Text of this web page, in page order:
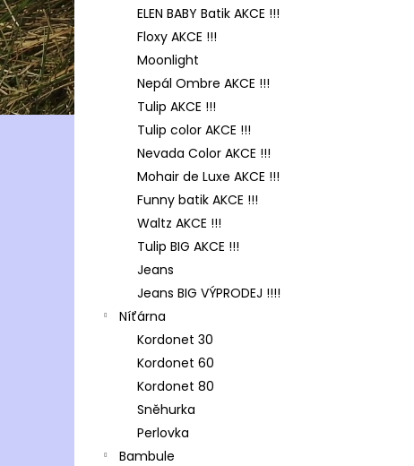
ELEN BABY Batik AKCE !!!
Floxy AKCE !!!
Moonlight
Nepál Ombre AKCE !!!
Tulip AKCE !!!
Tulip color AKCE !!!
Nevada Color AKCE !!!
Mohair de Luxe AKCE !!!
Funny batik AKCE !!!
Waltz AKCE !!!
Tulip BIG AKCE !!!
Jeans
Jeans BIG VÝPRODEJ !!!!
Níťárna
Kordonet 30
Kordonet 60
Kordonet 80
Sněhurka
Perlovka
Bambule